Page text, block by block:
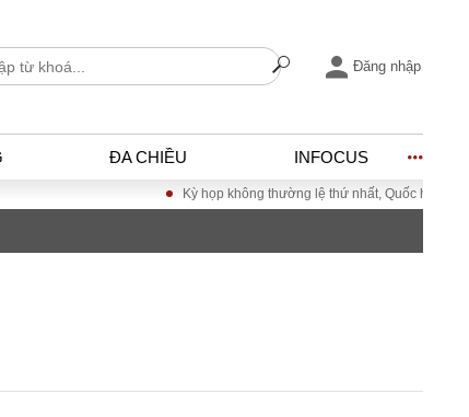
Đăng nhập
ĐA CHIỀU INFOCUS
Đô thị
Kỳ họp không thường lệ thứ nhất, Quốc hội khóa XVI